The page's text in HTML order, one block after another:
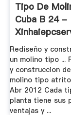
Tipo De
Cuba B 24 -
Rediseño y
un molino tipo ...
y construccion
molino tipo
Abr 2012 Cada
planta tiene sus
ventajas y ...